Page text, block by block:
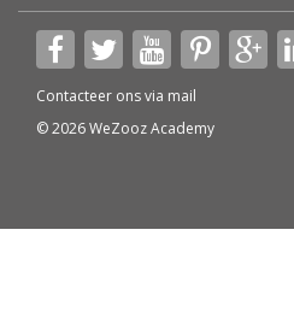
Contacteer ons via mail
© 2026 WeZooz Academy